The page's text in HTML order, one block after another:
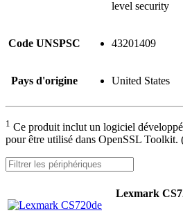
level security
Code UNSPSC 43201409
Pays d'origine United States
1 Ce produit inclut un logiciel
pour être utilisé dans OpenSSL
Lexmark